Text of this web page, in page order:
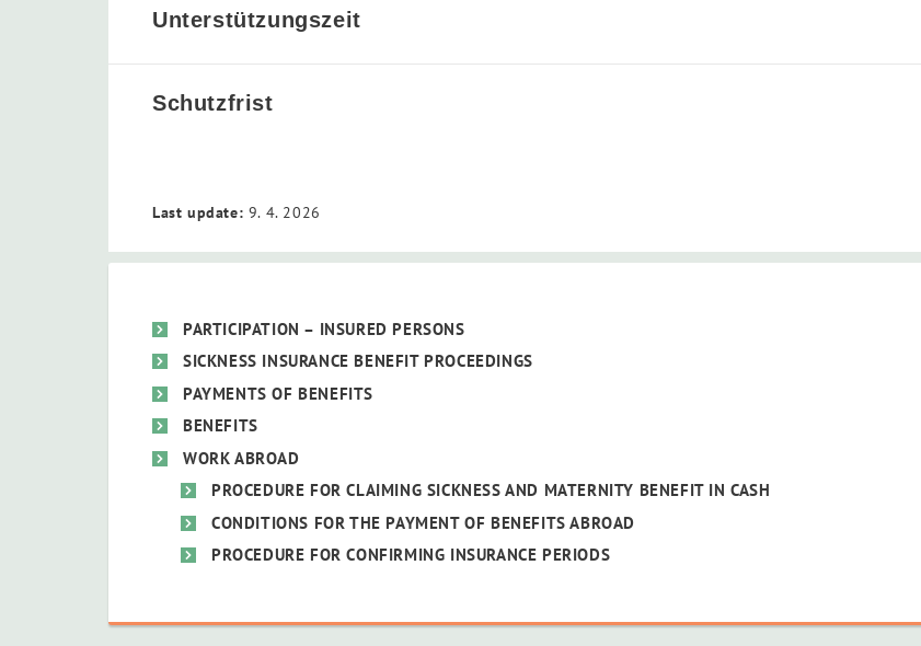
Unterstützungszeit
Schutzfrist
Last update: 9. 4. 2026
PARTICIPATION – INSURED PERSONS
SICKNESS INSURANCE BENEFIT PROCEEDINGS
PAYMENTS OF BENEFITS
BENEFITS
WORK ABROAD
PROCEDURE FOR CLAIMING SICKNESS AND MATERNITY BENEFIT IN CASH
CONDITIONS FOR THE PAYMENT OF BENEFITS ABROAD
PROCEDURE FOR CONFIRMING INSURANCE PERIODS